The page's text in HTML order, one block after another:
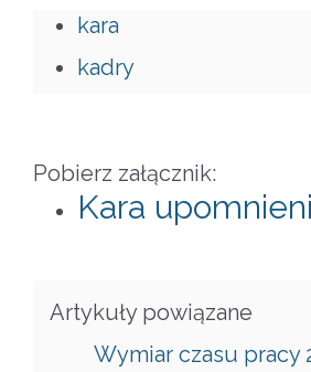
kara
kadry
Pobierz załącznik:
Kara
Artykuły powiązane
Wymiar czasu pracy